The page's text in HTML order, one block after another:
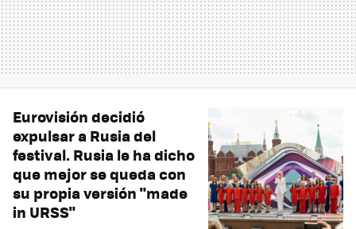
Eurovisión decidió
expulsar a Rusia del
festival. Rusia le ha dicho
que mejor se queda con
su propia versión "made
in URSS"